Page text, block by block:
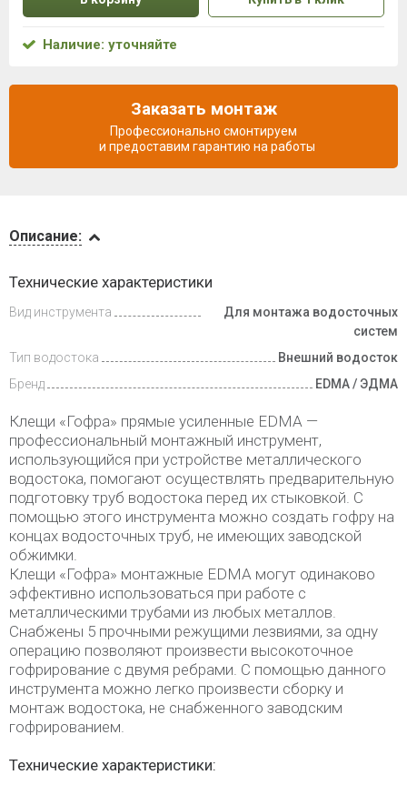
и оплата
Описание:
Технические характеристики
Вид инструмента
Для монтажа водосточных
систем
Тип водостока
Внешний водосток
Бренд
EDMA / ЭДМА
Клещи «Гофра» прямые усиленные EDMA —
профессиональный монтажный инструмент,
использующийся при устройстве металлического
водостока, помогают осуществлять предварительную
подготовку труб водостока перед их стыковкой. С
помощью этого инструмента можно создать гофру на
концах водосточных труб, не имеющих заводской
обжимки.
Клещи «Гофра» монтажные EDMA могут одинаково
эффективно использоваться при работе с
металлическими трубами из любых металлов.
Снабжены 5 прочными режущими лезвиями, за одну
операцию позволяют произвести высокоточное
гофрирование с двумя ребрами. С помощью данного
инструмента можно легко произвести сборку и
монтаж водостока, не снабженного заводским
гофрированием.
Технические характеристики:
Наличие: уточняйте
Заказать монтаж
Профессионально смонтируем
и предоставим гарантию на работы